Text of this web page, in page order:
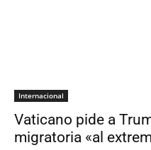
Internacional
Vaticano pide a
migratoria «al